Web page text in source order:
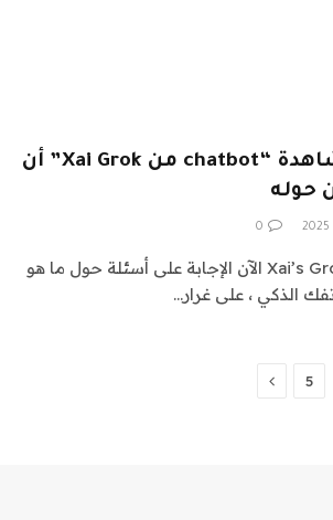
يمكن الآن لمشاهدة “chatbot من Xai Grok” أن
حوله
0
يمكن لـ Xai’s Grok chatbot الآن الإجابة على أسئلة حول ما هو
الذكي ، على غرار…
5 التالي